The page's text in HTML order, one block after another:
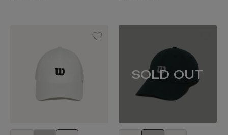
SOLD OUT